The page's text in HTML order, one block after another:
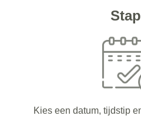
Kies een datum, tijdstip